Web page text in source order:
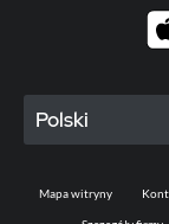
Polski
Mapa witryny